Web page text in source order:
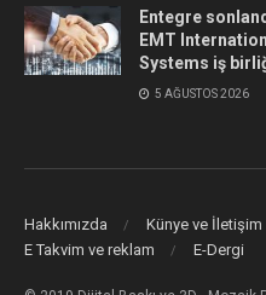
Entegre
EMT
Systems iş
5 AĞUSTOS 2026
Hakkımızda Künye ve İletişim
E Takvim ve reklam
E-Dergi